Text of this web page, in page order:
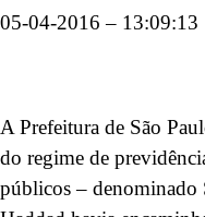
05-04-2016 – 13:09:13
A Prefeitura de São
do regime de
públicos – denominado